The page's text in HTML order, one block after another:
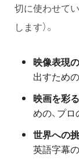
切に使わせて
します）。
映像表現
出すため
映画を彩
めの、プ
世界への挑
英語字幕